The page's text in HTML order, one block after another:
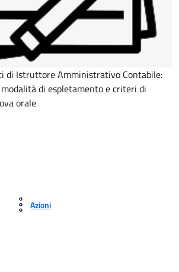
di Istruttore Amministrativo Contabile:
di espletamento e criteri di
orale
Azioni